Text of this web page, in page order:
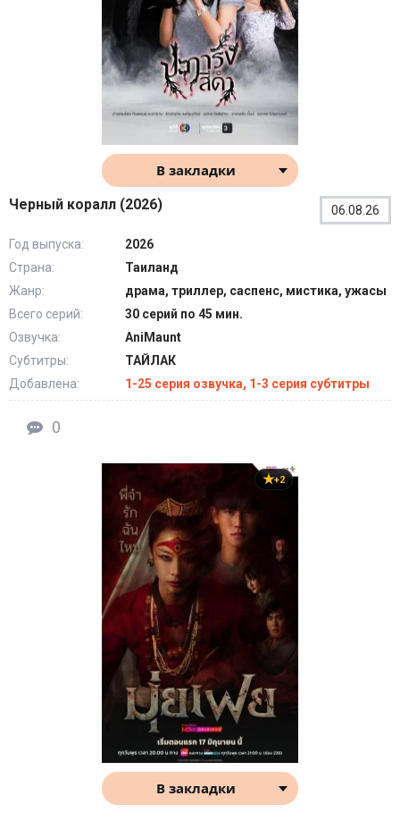
В закладки
Черный коралл (2026) 06.08.26
Год выпуска:
2026
Страна:
Таиланд
Жанр:
драма, триллер, саспенс, мистика, ужасы
Всего серий:
30 серий по 45 мин.
Озвучка:
AniMaunt
Субтитры:
ТАЙЛАК
Добавлена:
1-25 серия озвучка, 1-3 серия субтитры
0
+2
В закладки